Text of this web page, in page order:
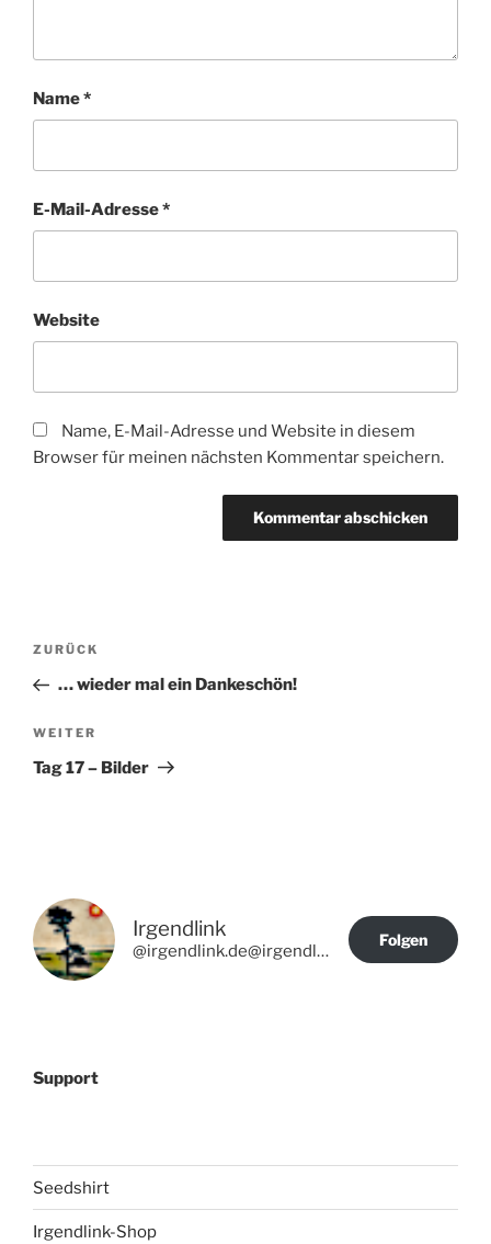
Name*
E-Mail-Adresse*
Website
Name, E-Mail-Adresse und Website in diesem
Browser für meinen nächsten Kommentar speichern.
Beitragsnavigation
Vorheriger
Beitrag
ZURÜCK
… wieder mal ein Dankeschön!
Nächster
Beitrag
WEITER
Tag 17 – Bilder
Irgendlink
@irgendlink.de@irgendlink.de
Folgen
Support
Seedshirt
Irgendlink-Shop